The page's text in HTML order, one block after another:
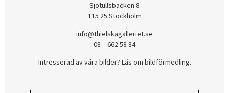
Sjötullsbacken 8
115 25 Stockholm
info@thielskagalleriet.se
08 – 662 58 84
Intresserad av våra bilder? Läs om bildförmedling.